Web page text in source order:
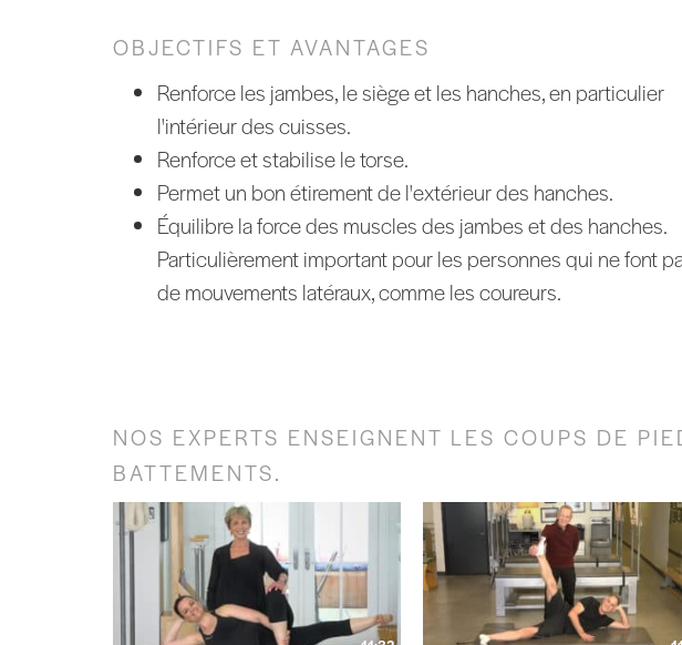
OBJECTIFS ET AVANTAGES
Renforce les jambes, le siège et les hanches, en particulier
l'intérieur des cuisses.
Renforce et stabilise le torse.
Permet un bon étirement de l'extérieur des hanches.
Équilibre la force des muscles des jambes et des hanches.
Particulièrement important pour les personnes qui ne font
de mouvements latéraux, comme les coureurs.
NOS EXPERTS ENSEIGNENT LES COUPS DE
BATTEMENTS.